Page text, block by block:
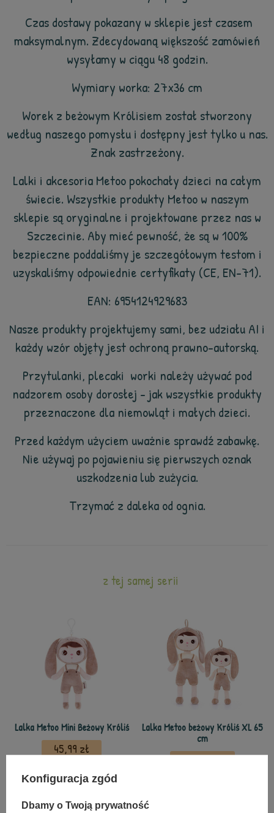
Czas dostawy pokazany w sklepie jest czasem
maksymalnym. Zdecydowaną większość zamówień
wysyłamy w ciągu 48 godzin.
Wymiary worka: 27x36 cm
Worek z beżowym Królisiem został stworzony
według naszego pomysłu i dostępny jest tylko u nas.
Znak zastrzeżony.
Lalki i akcesoria Metoo pokochały dzieci na całym
świecie. Wszystkie produkty Metoo w naszym
sklepie są oryginalne i projektowane przez nas w
Szczecinie. Aby mieć pewność, że są w 100%
bezpieczne poddaliśmy je szczegółowym testom i
uzyskaliśmy odpowiednie certyfikaty (CE, EN-71).
EAN: 6954124929683
Nasze produkty projektujemy sami, bez udziału AI i
każdy wzór objęty jest ochroną prawno-autorską.
Przytulanki, plecaki worki należy używać pod
nadzorem osoby dorosłej - jak wszystkie produkty
przeznaczone dla niemowląt i małych dzieci.
Przed każdym użyciem uważnie sprawdź zabawkę.
Nie używaj po pojawieniu się pierwszych oznak
uszkodzenia lub zużycia.
Trzymać z daleka od ognia.
z tej samej serii
Lalka Metoo Mini Beżowy Króliś
45,99 zł
Lalka Metoo beżowy Króliś XL 65
cm
142,99 zł
Konfiguracja zgód
Dbamy o Twoją prywatność